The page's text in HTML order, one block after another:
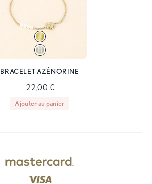
BRACELET AZÉNORINE
22,00 €
Ajouter au panier